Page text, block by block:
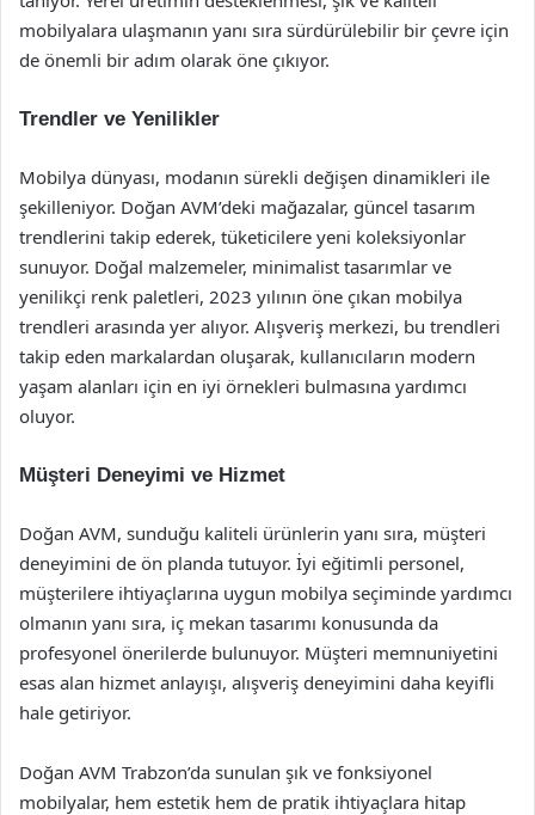
mobilyalara ulaşmanın yanı sıra sürdürülebilir bir çevre için
de önemli bir adım olarak öne çıkıyor.
Trendler ve Yenilikler
Mobilya dünyası, modanın sürekli değişen dinamikleri ile
şekilleniyor. Doğan AVM’deki mağazalar, güncel tasarım
trendlerini takip ederek, tüketicilere yeni koleksiyonlar
sunuyor. Doğal malzemeler, minimalist tasarımlar ve
yenilikçi renk paletleri, 2023 yılının öne çıkan mobilya
trendleri arasında yer alıyor. Alışveriş merkezi, bu trendleri
takip eden markalardan oluşarak, kullanıcıların modern
yaşam alanları için en iyi örnekleri bulmasına yardımcı
oluyor.
Müşteri Deneyimi ve Hizmet
Doğan AVM, sunduğu kaliteli ürünlerin yanı sıra, müşteri
deneyimini de ön planda tutuyor. İyi eğitimli personel,
müşterilere ihtiyaçlarına uygun mobilya seçiminde yardımcı
olmanın yanı sıra, iç mekan tasarımı konusunda da
profesyonel önerilerde bulunuyor. Müşteri memnuniyetini
esas alan hizmet anlayışı, alışveriş deneyimini daha keyifli
hale getiriyor.
Doğan AVM Trabzon’da sunulan şık ve fonksiyonel
mobilyalar, hem estetik hem de pratik ihtiyaçlara hitap